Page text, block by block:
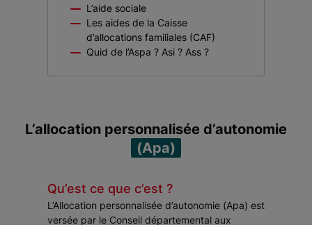
L’aide sociale
Les aides de la Caisse
d’allocations familiales (CAF)
Quid de l’Aspa ? Asi ? Ass ?
L’allocation personnalisée d’autonomie
(Apa)
Qu’est ce que c’est ?
L’Allocation personnalisée d’autonomie (Apa) est
versée par le Conseil départemental aux